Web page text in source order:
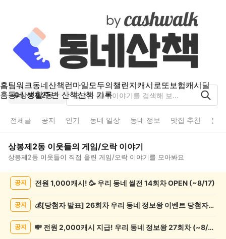
홈팀워크동네산책 런마일모두의챌린지캐시로또보험캐시딜
홈동네 생활주변 산책산책 기록
상봉제2동
전체글 공지 인기 동네 일상 동네 정보 맛집 추천 분
상봉제2동 이웃들의 게임/오락이야기
상봉제2동 이웃들이 직접 올린 게임/오락 이야기를 모아봐요
임/
공지 전원 1,000캐시! 🥳 우리 동네 썰전 14회차 OPEN (~8/17)
공지 💰[당첨자 발표] 26회차 우리 동네 정보왕 이벤트 당첨자를 발표합니다!
공지 💸 전원 2,000캐시 지급! 우리 동네 정보왕 27회차 (~8/10)